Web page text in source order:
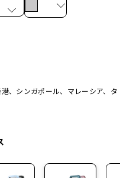
、シンガポール、マレーシア、タ